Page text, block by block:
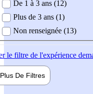
De 1 à 3 ans (12)
Plus de 3 ans (1)
Non renseignée (13)
le filtre de l'expérience
Plus De Filtres